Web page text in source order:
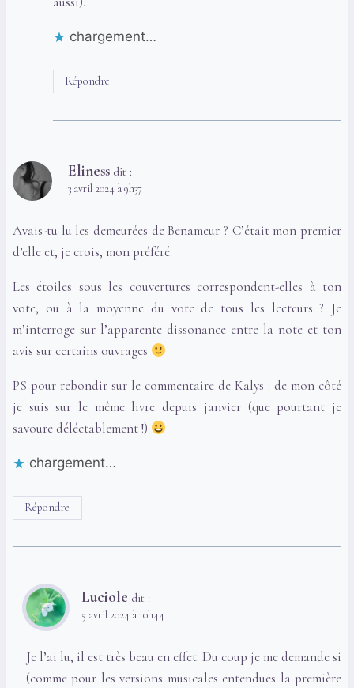
chargement…
Répondre
Eliness dit :
3 avril 2024 à 9h37
Avais-tu lu les demeurées de Benameur ? C’était mon premier
d’elle et, je crois, mon préféré.
Les étoiles sous les couvertures correspondent-elles à ton
vote, ou à la moyenne du vote de tous les lecteurs ? Je
m’interroge sur l’apparente dissonance entre la note et ton
avis sur certains ouvrages
PS pour rebondir sur le commentaire de Kalys : de mon côté
je suis sur le même livre depuis janvier (que pourtant je
savoure déléctablement !)
chargement…
Répondre
Luciole dit :
5 avril 2024 à 10h44
Je l’ai lu, il est très beau en effet. Du coup je me demande si
(comme pour les versions musicales entendues la première